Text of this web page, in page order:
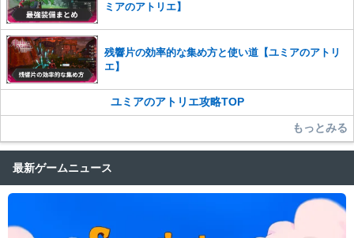
また、過度な利用規約の違反や、弊社に損害の及ぶ内容の書き込みがあ
った場合は、法的措置をとらせていただく場合もございますので、あら
かじめご理解くださいませ。
ミアのアトリエ】
残響片の効率的な集め方と使い道【ユミアのアトリ
エ】
ユミアのアトリエ攻略TOP
もっとみる
最新ゲームニュース